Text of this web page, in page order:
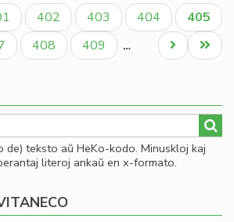
Paĝo
402 Paĝo
403 Paĝo
404
Aktuala
paĝo
405
Paĝo
408 Paĝo
409 …
Last
page
Next
page
de) teksto aŭ HeKo-kodo. Minuskloj kaj
literoj ankaŭ en x-formato.